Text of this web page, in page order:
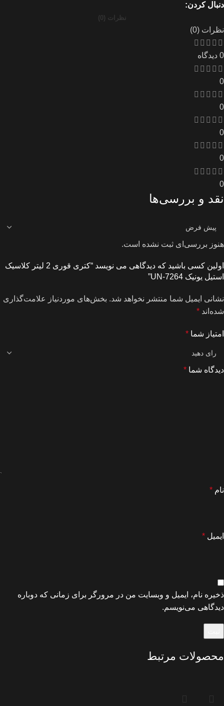
دنبال کردن:
نظرات (0)
نظرات (0)
0 دیدگاه
0
0
0
0
0
نقد و بررسی‌ها
هنوز بررسی‌ای ثبت نشده است.
اولین کسی باشید که دیدگاهی می نویسد “کتری قوری 2 لیتر کلاسیک
استیل یونیک UN-7264”
نشانی ایمیل شما منتشر نخواهد شد. بخش‌های موردنیاز علامت‌گذاری
شده‌اند *
امتیاز شما *
دیدگاه شما *
نام *
ایمیل *
ذخیره نام، ایمیل و وبسایت من در مرورگر برای زمانی که دوباره
دیدگاهی می‌نویسم.
محصولات مرتبط